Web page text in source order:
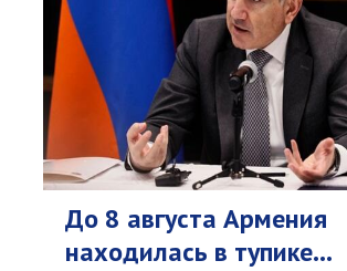
До 8 августа Армения
находилась в тупике...